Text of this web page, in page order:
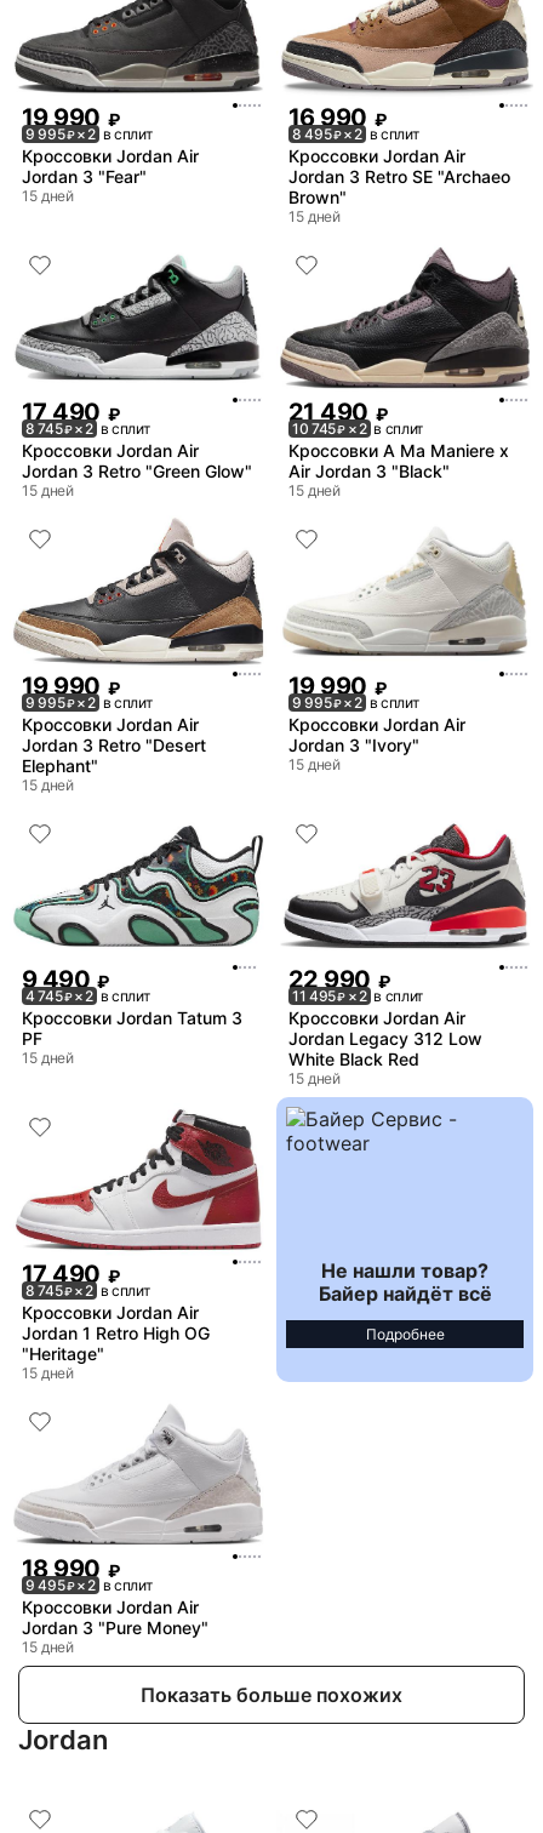
19 990 ₽
9 995₽× 2 в сплит
Кроссовки Jordan Air
Jordan 3 "Fear"
15 дней
16 990 ₽
8 495₽× 2 в сплит
Кроссовки Jordan Air
Jordan 3 Retro SE "Archaeo
Brown"
15 дней
17 490 ₽
8 745₽× 2 в сплит
Кроссовки Jordan Air
Jordan 3 Retro "Green Glow"
15 дней
21 490 ₽
10 745₽ × 2 в сплит
Кроссовки A Ma Maniere x
Air Jordan 3 "Black"
15 дней
19 990 ₽
9 995₽× 2 в сплит
Кроссовки Jordan Air
Jordan 3 Retro "Desert
Elephant"
15 дней
19 990 ₽
9 995₽× 2 в сплит
Кроссовки Jordan Air
Jordan 3 "Ivory"
15 дней
9 490 ₽
4 745₽× 2 в сплит
Кроссовки Jordan Tatum 3
PF
15 дней
22 990 ₽
11 495₽ × 2 в сплит
Кроссовки Jordan Air
Jordan Legacy 312 Low
White Black Red
15 дней
17 490 ₽
8 745₽× 2 в сплит
Кроссовки Jordan Air
Jordan 1 Retro High OG
"Heritage"
15 дней
Не нашли товар?
Байер найдёт всё
Подробнее
18 990 ₽
9 495₽× 2 в сплит
Кроссовки Jordan Air
Jordan 3 "Pure Money"
15 дней
Показать больше похожих
Jordan